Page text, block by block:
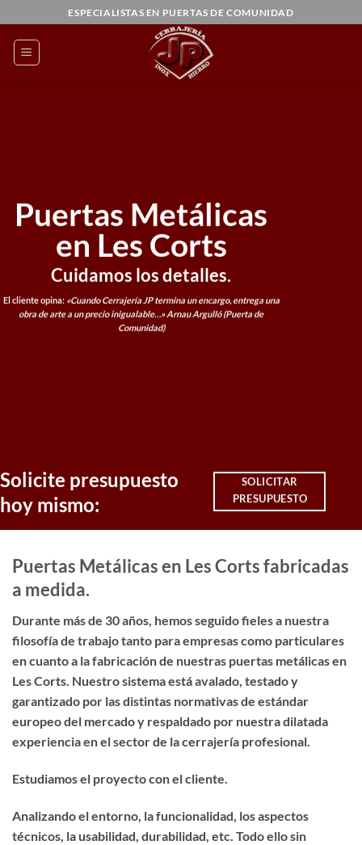
al
contenido
ESPECIALISTAS EN PUERTAS DE COMUNIDAD
Puertas Metálicas
en Les Corts
Cuidamos los detalles.
El cliente opina: «Cuando Cerrajería JP termina un encargo, entrega una
obra de arte a un precio inigualable…»Arnau Argulló (Puerta de
Comunidad)
Solicite presupuesto
hoy mismo:
SOLICITAR
PRESUPUESTO
Puertas Metálicas en Les Corts fabricadas
a medida.
Durante más de 30 años, hemos seguido fieles a nuestra
filosofía de trabajo tanto para empresas como particulares
en cuanto a la fabricación de nuestras puertas metálicas en
Les Corts. Nuestro sistema está avalado, testado y
garantizado por las distintas normativas de estándar
europeo del mercado y respaldado por nuestra dilatada
experiencia en el sector de la cerrajería profesional.
Estudiamos el proyecto con el cliente.
Analizando el entorno, la funcionalidad, los aspectos
técnicos, la usabilidad, durabilidad, etc. Todo ello sin